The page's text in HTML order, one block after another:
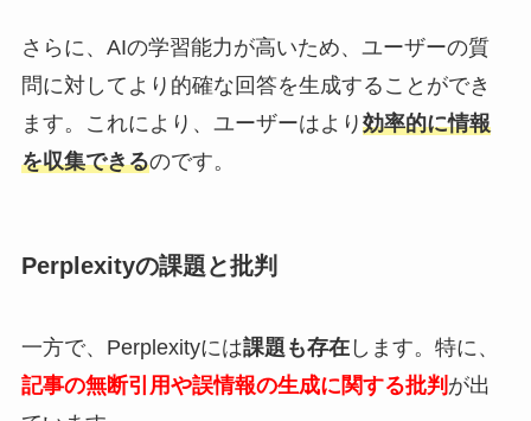
さらに、AIの学習能力が高いため、ユーザーの質
問に対してより的確な回答を生成することができ
ます。これにより、ユーザーはより 効率的に情報
を収集できるのです。
Perplexityの課題と批判
一方で、Perplexityには課題も存在します。特に、
記事の無断引用や誤情報の生成に関する批判 が出